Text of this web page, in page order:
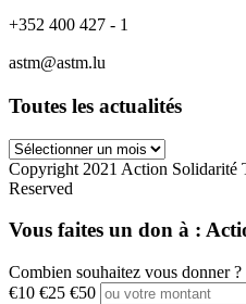
+352 400 427 - 1
astm@astm.lu
Toutes les actualités
Toutes
les
actualités
Copyright 2021 Action Solidarité
Reserved
Vous faites un don à :
Combien souhaitez vous donner ?
€10 €25 €50